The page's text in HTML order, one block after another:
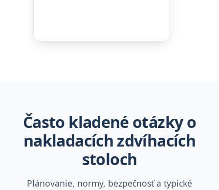
Často kladené otázky o
nakladacích zdvíhacích
stoloch
Plánovanie, normy, bezpečnosť a typické